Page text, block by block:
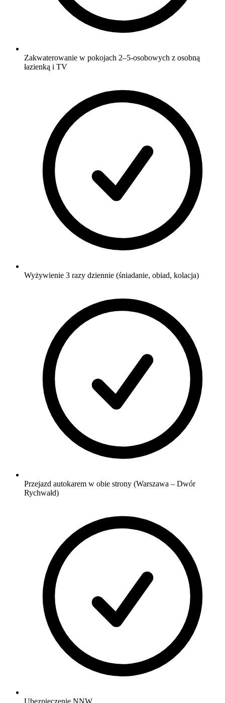
Zakwaterowanie w pokojach 2–5-osobowych z osobną
łazienką i TV
Wyżywienie 3 razy dziennie (śniadanie, obiad, kolacja)
Przejazd autokarem w obie strony (Warszawa – Dwór
Rychwałd)